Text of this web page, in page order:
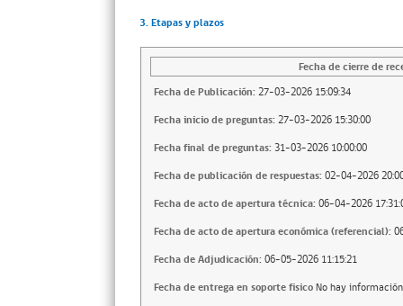
3. Etapas y plazos
Fecha de cierre de
Fecha de Publicación: 27-03-2026 15:09:34
Fecha inicio de preguntas: 27-03-2026 15:30:00
Fecha final de preguntas: 31-03-2026 10:00:00
Fecha de publicación de respuestas: 02-04-2026
Fecha de acto de apertura técnica: 06-04-2026
Fecha de acto de apertura económica (referencial):
Fecha de Adjudicación: 06-05-2026 11:15:21
Fecha de entrega en soporte fisicoNo hay información